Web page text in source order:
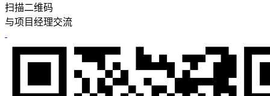
扫描二维码
与项目经理交流